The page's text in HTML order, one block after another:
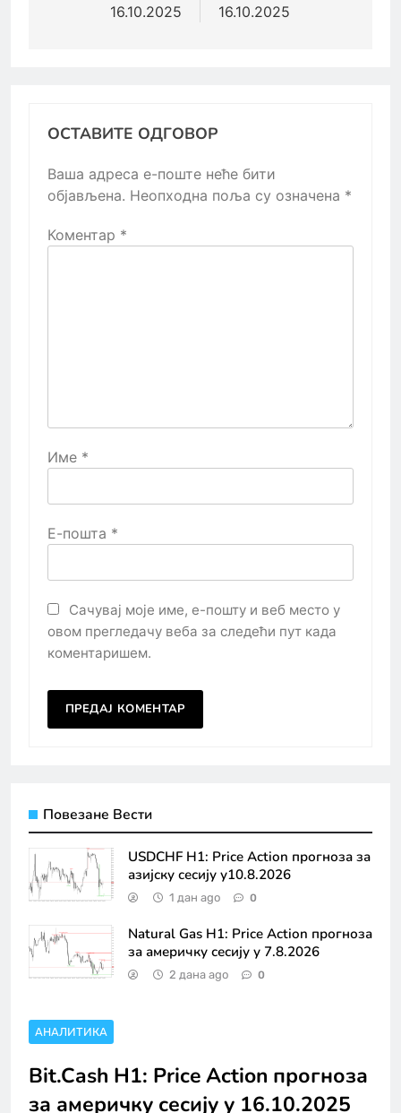
16.10.2025
16.10.2025
ОСТАВИТЕ ОДГОВОР
Ваша адреса е-поште неће бити
објављена. Неопходна поља су означена *
Коментар *
Име *
Е-пошта *
Сачувај моје име, е-пошту и веб место у
овом прегледачу веба за следећи пут када
коментаришем.
Повезане Вести
USDCHF H1: Price Action прогноза за
азијску сесију у10.8.2026
1 дан ago 0
Natural Gas H1: Price Action прогноза
за америчку сесију у 7.8.2026
2 дана ago 0
АНАЛИТИКА
Bit.Cash H1: Price Action прогноза
за америчку сесију у 16.10.2025